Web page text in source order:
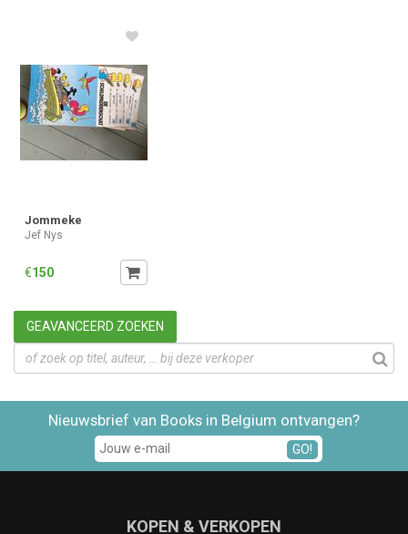
Jommeke
Jef Nys
€150
GEAVANCEERD ZOEKEN
Nieuwsbrief van Books in Belgium ontvangen?
GO!
KOPEN & VERKOPEN